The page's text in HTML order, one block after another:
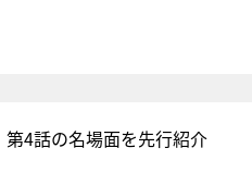
4話の名場面を先行紹介